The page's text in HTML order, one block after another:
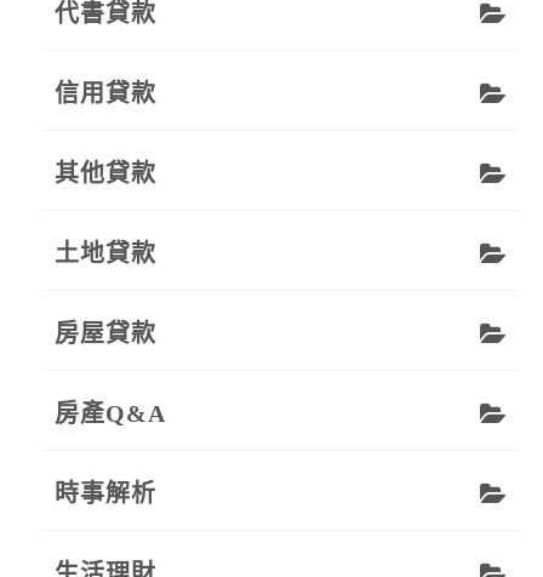
代書貸款
信用貸款
其他貸款
土地貸款
房屋貸款
房產Q&A
時事解析